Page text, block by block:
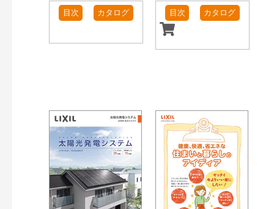
目次 カタログ 目次 カタログ